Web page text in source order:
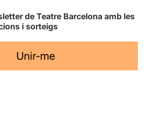
de Teatre Barcelona amb les
i sorteigs
Unir-me